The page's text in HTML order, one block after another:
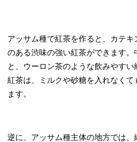
アッサム種で紅茶を作ると、カテキ
のある渋味の強い紅茶ができます。
と、ウーロン茶のような飲みやす
紅茶は、ミルクや砂糖を入れなくて
ます。
逆に、アッサム種主体の地方では、